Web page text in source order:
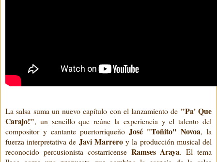
La salsa suma un nuevo capítulo con el lanzamiento de "Pa' Que
Carajo!", un sencillo que reúne la experiencia y el talento del
compositor y cantante puertorriqueño José "Toñito" Novoa, la
fuerza interpretativa de Javi Marreroy la producción musical del
reconocido percusionista costarricense Ramses Araya. El tema